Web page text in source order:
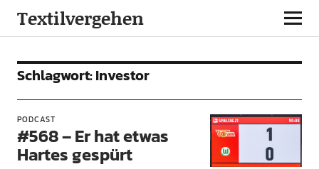
Textilvergehen
Schlagwort:Investor
PODCAST
#568 – Er hat etwas
Hartes gespürt